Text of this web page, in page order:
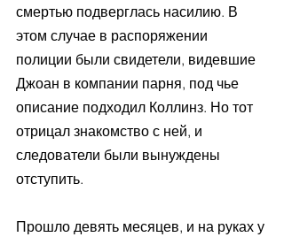
смертью подверглась насилию. В
этом случае в распоряжении
полиции были свидетели, видевшие
Джоан в компании парня, под чье
описание подходил Коллинз. Но тот
отрицал знакомство с ней, и
следователи были вынуждены
отступить.
Прошло девять месяцев, и на руках у